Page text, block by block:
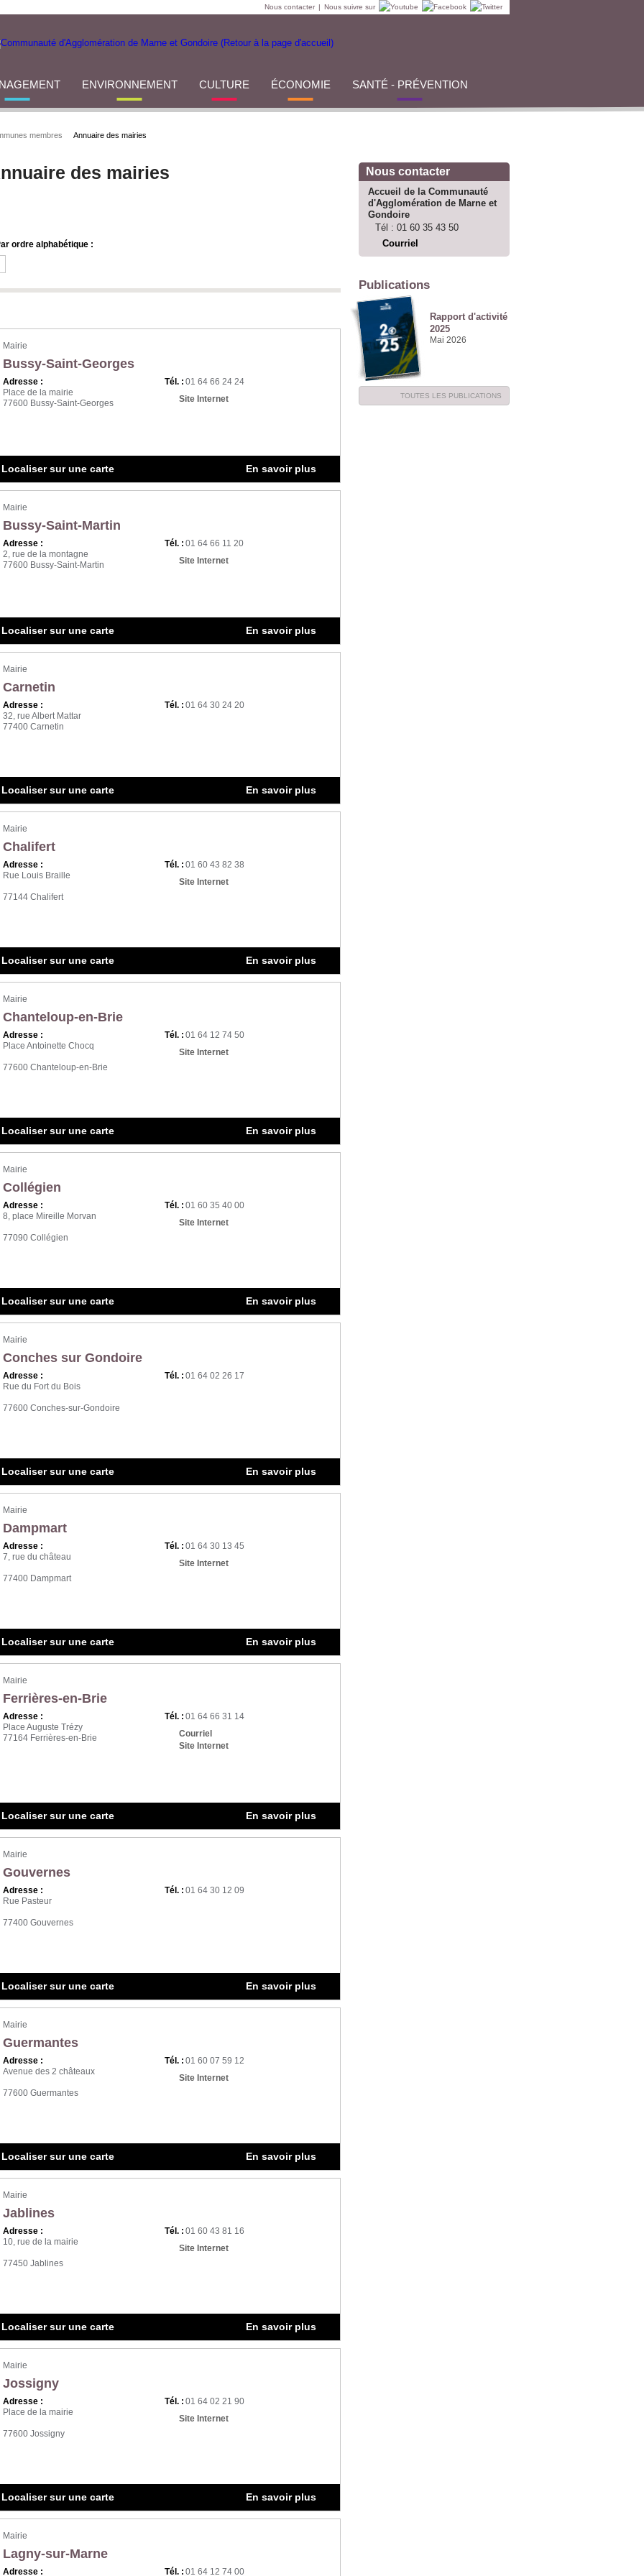
Nous contacter | Nous suivre sur
ENVIRONNEMENT CULTURE ÉCONOMIE SANTÉ - PRÉVENTION
membres Annuaire des mairies
des mairies
ordre alphabétique :
I
J
K
L
M
P
Q
S
T
V
X
Y
Z
0-9
Mairie
Bussy-Saint-Georges
Adresse :
Place de la mairie
77600 Bussy-Saint-Georges
Tél. : 01 64 66 24 24
Site Internet
Localiser sur une carte En savoir plus
Mairie
Bussy-Saint-Martin
Adresse :
2, rue de la montagne
77600 Bussy-Saint-Martin
Tél. : 01 64 66 11 20
Site Internet
Localiser sur une carte En savoir plus
Mairie
Carnetin
Adresse :
32, rue Albert Mattar
77400 Carnetin
Tél. : 01 64 30 24 20
Localiser sur une carte En savoir plus
Mairie
Chalifert
Adresse :
Rue Louis Braille
77144 Chalifert
Tél. : 01 60 43 82 38
Site Internet
Localiser sur une carte En savoir plus
Mairie
Chanteloup-en-Brie
Adresse :
Place Antoinette Chocq
77600 Chanteloup-en-Brie
Tél. : 01 64 12 74 50
Site Internet
Localiser sur une carte En savoir plus
Mairie
Collégien
Adresse :
8, place Mireille Morvan
77090 Collégien
Tél. : 01 60 35 40 00
Site Internet
Localiser sur une carte En savoir plus
Mairie
Conches sur Gondoire
Adresse :
Rue du Fort du Bois
77600 Conches-sur-Gondoire
Tél. : 01 64 02 26 17
Localiser sur une carte En savoir plus
Mairie
Dampmart
Adresse :
7, rue du château
77400 Dampmart
Tél. : 01 64 30 13 45
Site Internet
Localiser sur une carte En savoir plus
Mairie
Ferrières-en-Brie
Adresse :
Place Auguste Trézy
77164 Ferrières-en-Brie
Tél. : 01 64 66 31 14
Courriel
Site Internet
Localiser sur une carte En savoir plus
Mairie
Gouvernes
Adresse :
Rue Pasteur
77400 Gouvernes
Tél. : 01 64 30 12 09
Localiser sur une carte En savoir plus
Mairie
Guermantes
Adresse :
Avenue des 2 châteaux
77600 Guermantes
Tél. : 01 60 07 59 12
Site Internet
Localiser sur une carte En savoir plus
Mairie
Jablines
Adresse :
10, rue de la mairie
77450 Jablines
Tél. : 01 60 43 81 16
Site Internet
Localiser sur une carte En savoir plus
Mairie
Jossigny
Adresse :
Place de la mairie
77600 Jossigny
Tél. : 01 64 02 21 90
Site Internet
Localiser sur une carte En savoir plus
Mairie
Lagny-sur-Marne
Adresse : Tél. : 01 64 12 74 00
Nous contacter
Accueil de la Communauté
d'Agglomération de Marne et
Gondoire
Tél : 01 60 35 43 50
Courriel
Publications
Rapport d'activité
2025
Mai 2026
TOUTES LES PUBLICATIONS